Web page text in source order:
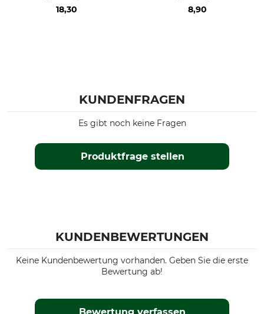
18,30 8,90
KUNDENFRAGEN
Produktfrage stellen
Es gibt noch keine Fragen
KUNDENBEWERTUNGEN
Keine Kundenbewertung vorhanden. Geben Sie die erste
Bewertung ab!